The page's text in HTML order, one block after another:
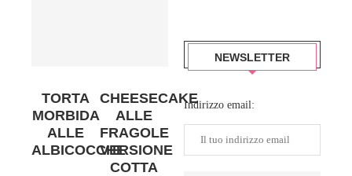
TORTA
MORBIDA
ALLE
ALBICOCCHE
CHEESECAKE
ALLE
FRAGOLE
VERSIONE
COTTA
NEWSLETTER
Indirizzo email: